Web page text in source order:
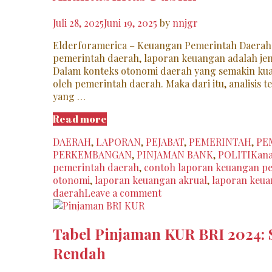
Juli 28, 2025Juni 19, 2025 bynnjgr
Elderforamerica – Keuangan Pemerintah
pemerintah daerah, laporan keuangan adalah
Dalam konteks otonomi daerah yang semakin
oleh pemerintah daerah. Maka dari itu, analisis
yang …
Read more
Keuangan
Pemerintah
Daerah:
Transparansi,
Efisiensi,
dan
Akuntabilitas
Publik
Categories
DAERAH, LAPORAN, PEJABAT, PEMERINTAH,
PERKEMBANGAN, PINJAMAN BANK, POLITIK
pemerintah daerah, contoh laporan keuangan
otonomi, laporan keuangan akrual, laporan
daerahLeave a comment
Tabel Pinjaman KUR BRI
Rendah